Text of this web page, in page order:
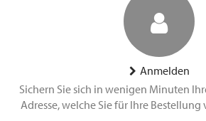
Anmelden
Sichern Sie sich in wenigen Minuten
Adresse, welche Sie für Ihre